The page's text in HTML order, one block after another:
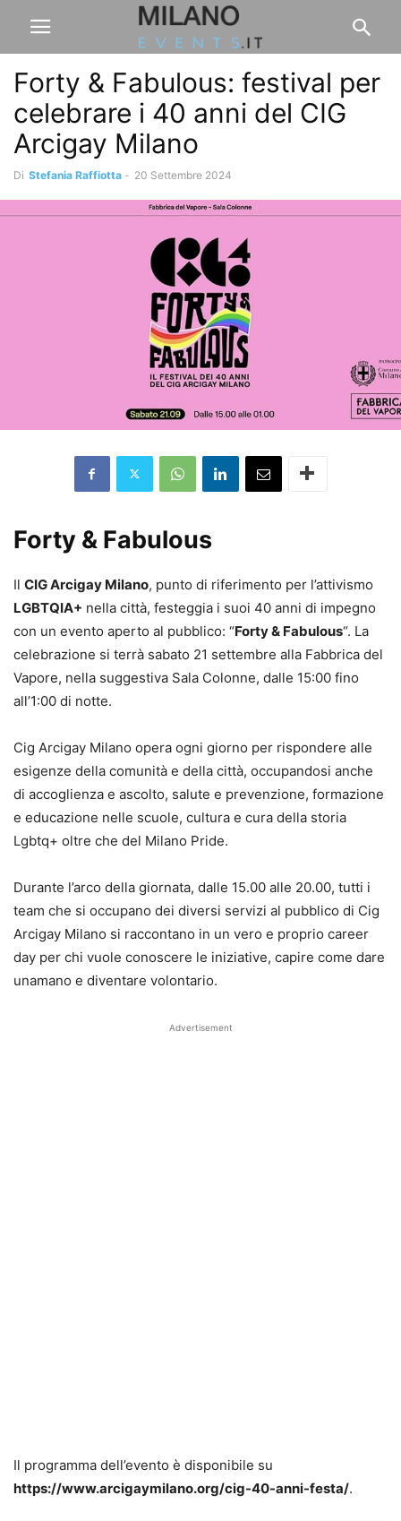
Forty & Fabulous: festival per
celebrare i 40 anni del CIG
Arcigay Milano
Di Stefania Raffiotta - 20 Settembre 2024
Forty & Fabulous
Il CIG Arcigay Milano, punto di riferimento per l’attivismo
LGBTQIA+ nella città, festeggia i suoi 40 anni di impegno
con un evento aperto al pubblico: “Forty & Fabulous“. La
celebrazione si terrà sabato 21 settembre alla Fabbrica del
Vapore, nella suggestiva Sala Colonne, dalle 15:00 fino
all’1:00 di notte.
Cig Arcigay Milano opera ogni giorno per rispondere alle
esigenze della comunità e della città, occupandosi anche
di accoglienza e ascolto, salute e prevenzione, formazione
e educazione nelle scuole, cultura e cura della storia
Lgbtq+ oltre che del Milano Pride.
Durante l’arco della giornata, dalle 15.00 alle 20.00, tutti i
team che si occupano dei diversi servizi al pubblico di Cig
Arcigay Milano si raccontano in un vero e proprio career
day per chi vuole conoscere le iniziative, capire come dare
unamano e diventare volontario.
Advertisement
Il programma dell’evento è disponibile su
https://www.arcigaymilano.org/cig-40-anni-festa/.